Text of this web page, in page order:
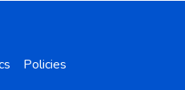
Policies